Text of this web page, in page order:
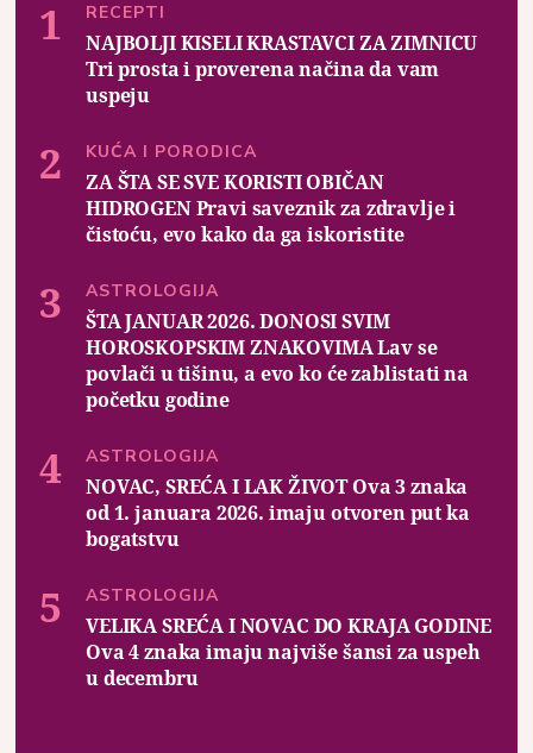
RECEPTI
NAJBOLJI KISELI KRASTAVCI ZA ZIMNICU
Tri prosta i proverena načina da vam
uspeju
KUĆA I PORODICA
ZA ŠTA SE SVE KORISTI OBIČAN
HIDROGEN Pravi saveznik za zdravlje i
čistoću, evo kako da ga iskoristite
ASTROLOGIJA
ŠTA JANUAR 2026. DONOSI SVIM
HOROSKOPSKIM ZNAKOVIMA Lav se
povlači u tišinu, a evo ko će zablistati na
početku godine
ASTROLOGIJA
NOVAC, SREĆA I LAK ŽIVOT Ova 3 znaka
od 1. januara 2026. imaju otvoren put ka
bogatstvu
ASTROLOGIJA
VELIKA SREĆA I NOVAC DO KRAJA GODINE
Ova 4 znaka imaju najviše šansi za uspeh
u decembru